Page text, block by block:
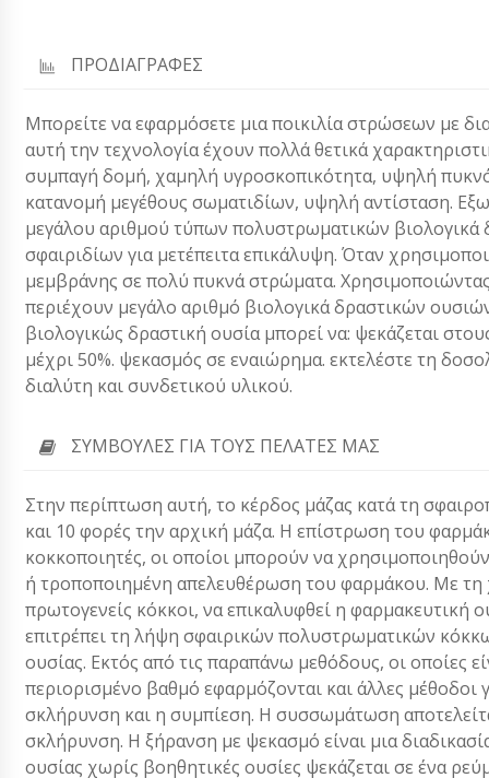
ΠΡΟΔΙΑΓΡΑΦΕΣ
Μπορείτε να εφαρμόσετε μια ποικιλία στρώσεων με
αυτή την τεχνολογία έχουν πολλά θετικά
συμπαγή δομή, χαμηλή υγροσκοπικότητα, υψηλή
κατανομή μεγέθους σωματιδίων, υψηλή αντίσταση.
μεγάλου αριθμού τύπων πολυστρωματικών βιολογικά
σφαιριδίων για μετέπειτα επικάλυψη. Όταν
μεμβράνης σε πολύ πυκνά στρώματα.
περιέχουν μεγάλο αριθμό βιολογικά δραστικών
βιολογικώς δραστική ουσία μπορεί να: ψεκάζεται
μέχρι 50%. ψεκασμός σε εναιώρημα. εκτελέστε τη
διαλύτη και συνδετικού υλικού.
ΣΥΜΒΟΥΛΈΣ ΓΙΑ ΤΟΥΣ ΠΕΛΆΤΕΣ ΜΑΣ
Στην περίπτωση αυτή, το κέρδος μάζας κατά τη
και 10 φορές την αρχική μάζα. Η επίστρωση του
κοκκοποιητές, οι οποίοι μπορούν να
ή τροποποιημένη απελευθέρωση του φαρμάκου. Με
πρωτογενείς κόκκοι, να επικαλυφθεί η φαρμακευτική
επιτρέπει τη λήψη σφαιρικών πολυστρωματικών
ουσίας. Εκτός από τις παραπάνω μεθόδους, οι οποίες
περιορισμένο βαθμό εφαρμόζονται και άλλες
σκλήρυνση και η συμπίεση. Η συσσωμάτωση
σκλήρυνση. Η ξήρανση με ψεκασμό είναι μια
ουσίας χωρίς βοηθητικές ουσίες ψεκάζεται σε ένα